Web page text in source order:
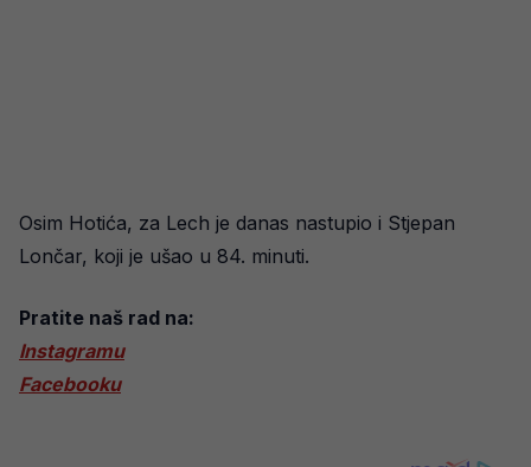
Osim Hotića, za Lech je danas nastupio i Stjepan
Lončar, koji je ušao u 84. minuti.
Pratite naš rad na:
Instagramu
Facebooku